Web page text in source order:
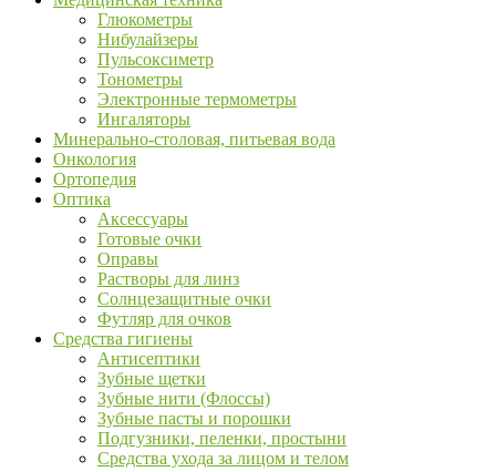
Глюкометры
Нибулайзеры
Пульсоксиметр
Тонометры
Электронные термометры
Ингаляторы
Минерально-столовая, питьевая вода
Онкология
Ортопедия
Оптика
Аксессуары
Готовые очки
Оправы
Растворы для линз
Солнцезащитные очки
Футляр для очков
Средства гигиены
Антисептики
Зубные щетки
Зубные нити (Флоссы)
Зубные пасты и порошки
Подгузники, пеленки, простыни
Средства ухода за лицом и телом